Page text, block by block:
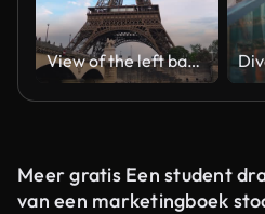
View of the left bank of the Seine River, the Eiffel Tower, boats sailing on the river, the Quai Jacques-Chirac embankment and Pont d'Iena, Jena Bridge spanning the River Seine of Paris, France.
Meer gratis Een student
van een marketingboek